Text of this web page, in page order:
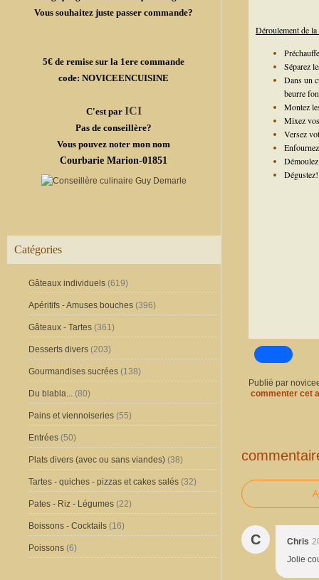
Vous souhaitez juste passer commande?
5€ de remise sur la 1ere commande
code: NOVICEENCUISINE
C'est par ICI
Pas de conseillère?
Vous pouvez noter mon nom
Courbarie Marion-01851
Catégories
Gâteaux individuels (619)
Apéritifs - Amuses bouches (396)
Gâteaux - Tartes (361)
Desserts divers (203)
Gourmandises sucrées (138)
Du blabla... (80)
Pains et viennoiseries (55)
Entrées (50)
Plats divers (avec ou sans viandes) (38)
Tartes - quiches - pizzas et cakes salés (32)
Pates - Riz - Légumes (22)
Boissons - Cocktails (16)
Poissons (6)
Déroulement de la
Séparez
Dans un
beurre
Montez
Mixez
Versez
Dégustez!
Publié par
commenter cet
C Chris
Jolie